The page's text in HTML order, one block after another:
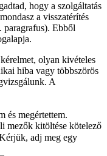
hogy a szolgáltatás
a visszatérítés
Ebből
olyan kivételes
hiba vagy többszörös
A
és megértettem.
mezők kitöltése kötelező
adj meg egy